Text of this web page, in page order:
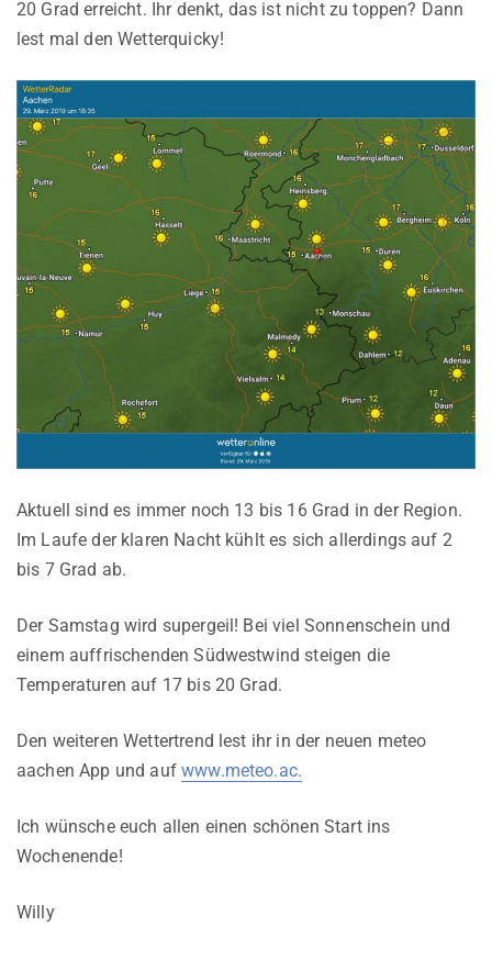
20 Grad erreicht. Ihr denkt, das ist nicht zu toppen? Dann
lest mal den Wetterquicky!
Aktuell sind es immer noch 13 bis 16 Grad in der Region.
Im Laufe der klaren Nacht kühlt es sich allerdings auf 2
bis 7 Grad ab.
Der Samstag wird supergeil! Bei viel Sonnenschein und
einem auffrischenden Südwestwind steigen die
Temperaturen auf 17 bis 20 Grad.
Den weiteren Wettertrend lest ihr in der neuen meteo
aachen App und aufwww.meteo.ac.
Ich wünsche euch allen einen schönen Start ins
Wochenende!
Willy